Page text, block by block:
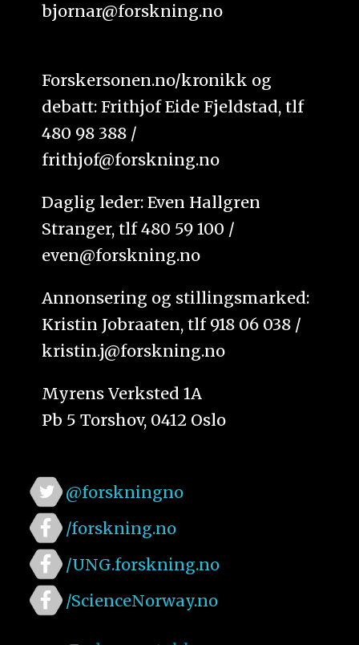
bjornar@forskning.no
Forskersonen.no/kronikk og
debatt: Frithjof Eide Fjeldstad, tlf
480 98 388 /
frithjof@forskning.no
Daglig leder: Even Hallgren
Stranger, tlf 480 59 100 /
even@forskning.no
Annonsering og stillingsmarked:
Kristin Jobraaten, tlf 918 06 038 /
kristin.j@forskning.no
Myrens Verksted 1A
Pb 5 Torshov, 0412 Oslo
@forskningno
/forskning.no
/UNG.forskning.no
/ScienceNorway.no